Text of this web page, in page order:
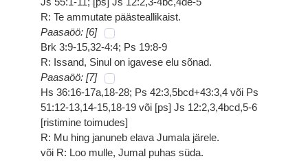
R: Te ammutate päästeallikaist.
Paasaöö: [6]
Brk 3:9-15,32-4:4; Ps 19:8-9
R: Issand, Sinul on igavese elu sõnad.
Paasaöö: [7]
Hs 36:16-17a,18-28; Ps 42:3,5bcd+43:3,4 või Ps
51:12-13,14-15,18-19 või [ps] Js 12:2,3,4bcd,5-6
[ristimine toimudes]
R: Mu hing januneb elava Jumala järele.
või R: Loo mulle, Jumal puhas süda.